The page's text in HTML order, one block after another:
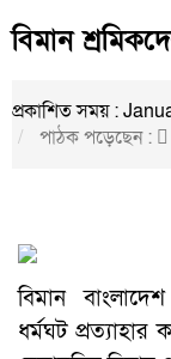
বিমান
প্রকাশিত সময় :
পাঠক পড়েছেন :
বিমান
ধর্মঘট